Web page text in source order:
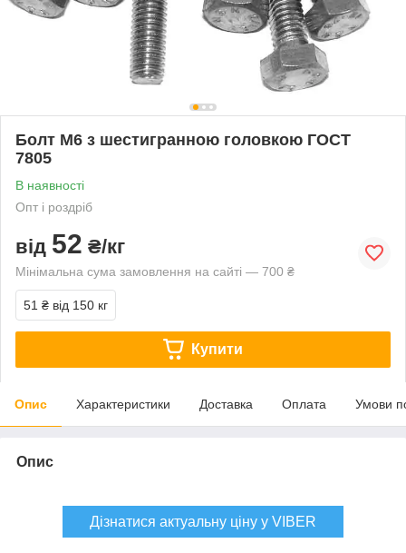
Болт М6 з шестигранною головкою ГОСТ
7805
В наявності
Опт і роздріб
від 52 ₴/кг
Мінімальна сума замовлення на сайті — 700 ₴
51 ₴ від 150 кг
Купити
Опис Характеристики Доставка Оплата Умови
Опис
Дізнатися актуальну ціну у VIBER